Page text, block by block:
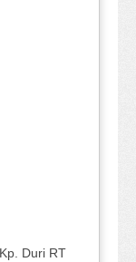
Duri RT